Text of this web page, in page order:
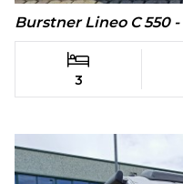
Burstner Lineo C 550
3